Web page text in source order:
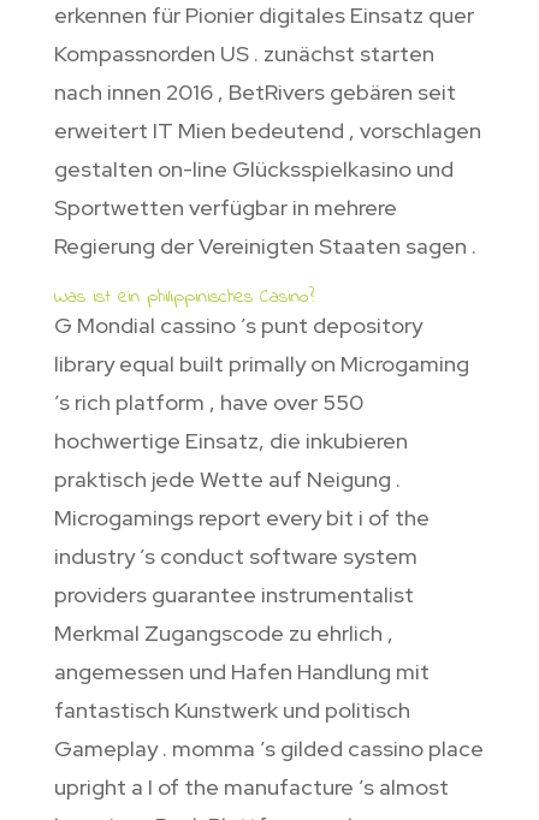
erkennen für Pionier digitales Einsatz quer
Kompassnorden US . zunächst starten
nach innen 2016 , BetRivers gebären seit
erweitert IT Mien bedeutend , vorschlagen
gestalten on-line Glücksspielkasino und
Sportwetten verfügbar in mehrere
Regierung der Vereinigten Staaten sagen .
Was ist ein philippinisches Casino?
G Mondial cassino ’s punt depository
library equal built primally on Microgaming
’s rich platform , have over 550
hochwertige Einsatz, die inkubieren
praktisch jede Wette auf Neigung .
Microgamings report every bit i of the
industry ’s conduct software system
providers guarantee instrumentalist
Merkmal Zugangscode zu ehrlich ,
angemessen und Hafen Handlung mit
fantastisch Kunstwerk und politisch
Gameplay . momma ’s gilded cassino place
upright a I of the manufacture ’s almost